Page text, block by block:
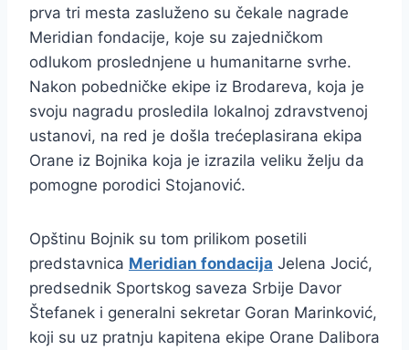
prva tri mesta zasluženo su čekale nagrade
Meridian fondacije, koje su zajedničkom
odlukom proslednjene u humanitarne svrhe.
Nakon pobedničke ekipe iz Brodareva, koja je
svoju nagradu prosledila lokalnoj zdravstvenoj
ustanovi, na red je došla trećeplasirana ekipa
Orane iz Bojnika koja je izrazila veliku želju da
pomogne porodici Stojanović.
Opštinu Bojnik su tom prilikom posetili
predstavnica Meridian fondacija Jelena Jocić,
predsednik Sportskog saveza Srbije Davor
Štefanek i generalni sekretar Goran Marinković,
koji su uz pratnju kapitena ekipe Orane Dalibora